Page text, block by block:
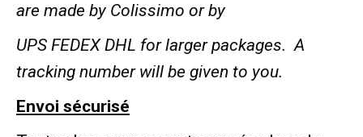
are made by Colissimo or by
UPS FEDEX DHL for larger packages.A
tracking number will be given to you.
Envoi sécurisé